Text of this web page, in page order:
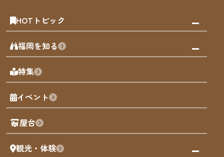
HOTトピック
みんなの旅行記
天神エリア
博多旧市街
福岡城
歴史・文化
福岡を知る
福岡の見どころ
福岡の魅力
観光カレンダー
観光PR動画
まち歩き
福岡グルメ
特集
イベント
屋台
観光・体験